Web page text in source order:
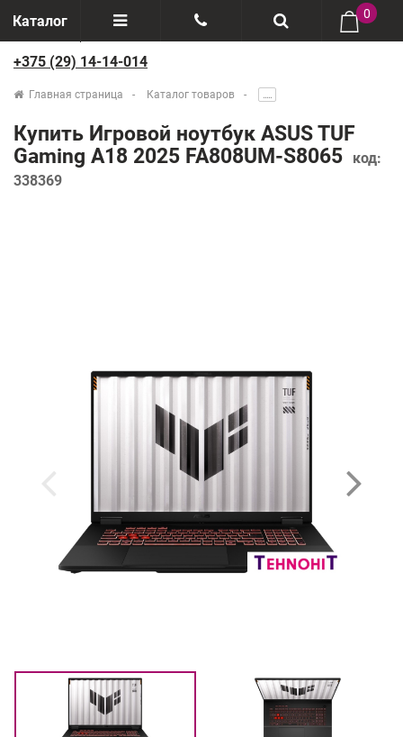
Каталог
Отзывы
Производители
Возврат товаров
+375(29) 888-44-44
0
+375 (29) 14-14-014
Главная страница Каталог товаров .....
Купить Игровой ноутбук ASUS TUF
Gaming A18 2025 FA808UM-S8065
код:
338369